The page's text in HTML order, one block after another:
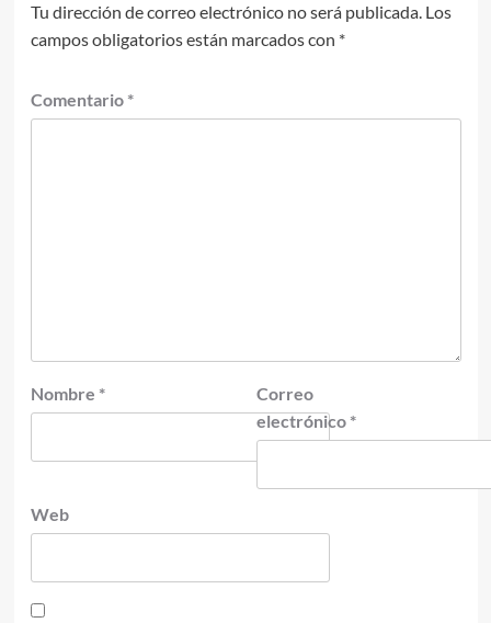
Tu dirección de correo electrónico no será publicada. Los
campos obligatorios están marcados con *
Comentario *
Nombre *
Correo
electrónico *
Web